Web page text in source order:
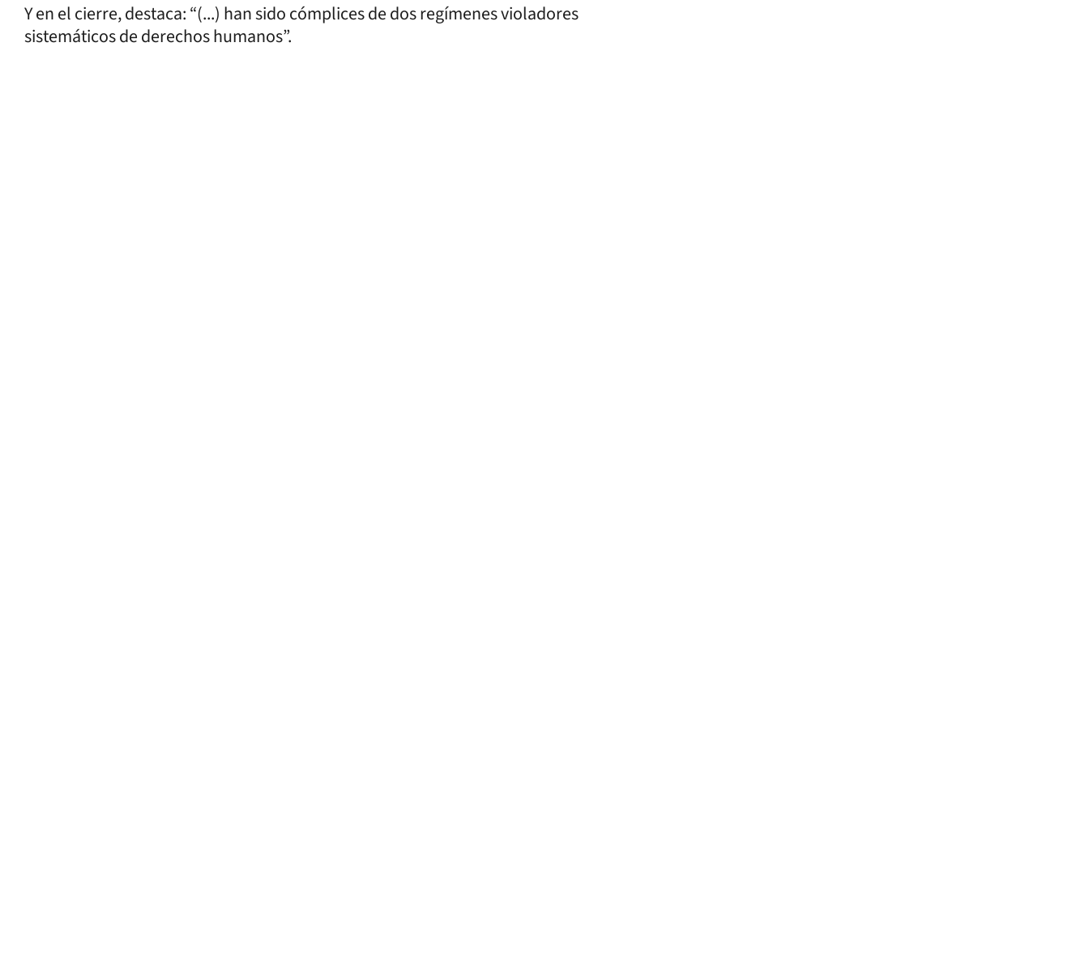
Y en el cierre, destaca: “(...) han sido cómplices de dos regímenes violadores
sistemáticos de derechos humanos”.